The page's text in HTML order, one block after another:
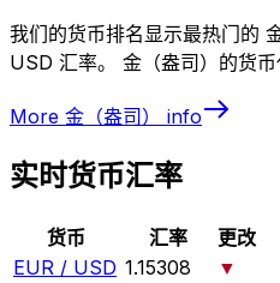
我们的货币排名显示最热门的
USD 汇率。 金（盎司）的货币
More 金（盎司） info
实时货币汇率
货币 汇率
更改
EUR / USD 1.15308
▼